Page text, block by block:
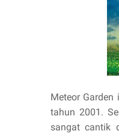
Meteor
tahun 2001.
sangat cantik